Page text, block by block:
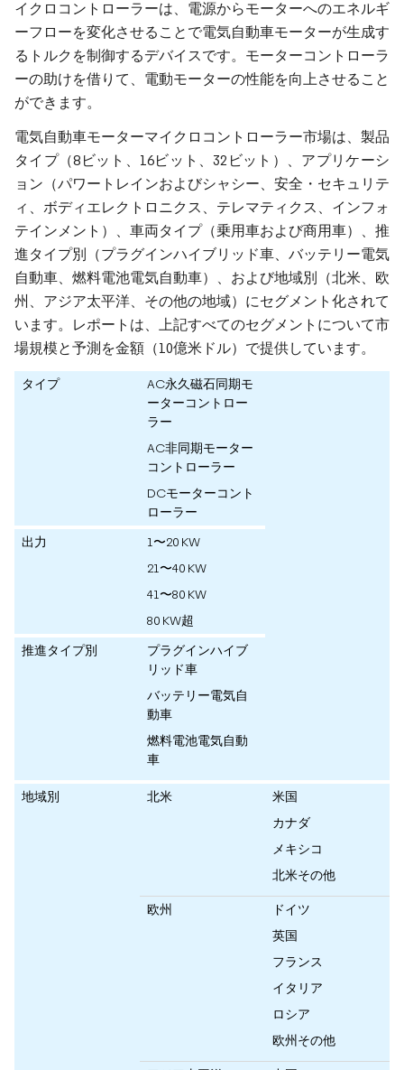
イクロコントローラーは、電源からモーターへのエネルギ
ーフローを変化させることで電気自動車モーターが生成す
るトルクを制御するデバイスです。モーターコントローラ
ーの助けを借りて、電動モーターの性能を向上させること
ができます。
電気自動車モーターマイクロコントローラー市場は、製品
タイプ（8ビット、16ビット、32ビット）、アプリケーシ
ョン（パワートレインおよびシャシー、安全・セキュリテ
ィ、ボディエレクトロニクス、テレマティクス、インフォ
テインメント）、車両タイプ（乗用車および商用車）、推
進タイプ別（プラグインハイブリッド車、バッテリー電気
自動車、燃料電池電気自動車）、および地域別（北米、欧
州、アジア太平洋、その他の地域）にセグメント化されて
います。レポートは、上記すべてのセグメントについて市
場規模と予測を金額（10億米ドル）で提供しています。
タイプ
AC永久磁石同期モ
ーターコントロー
ラー
AC非同期モーター
コントローラー
DCモーターコント
ローラー
出力
1〜20 KW
21〜40 KW
41〜80 KW
80 KW超
推進タイプ別
プラグインハイブ
リッド車
バッテリー電気自
動車
燃料電池電気自動
車
地域別 北米
米国
カナダ
メキシコ
北米その他
欧州
ドイツ
英国
フランス
イタリア
ロシア
欧州その他